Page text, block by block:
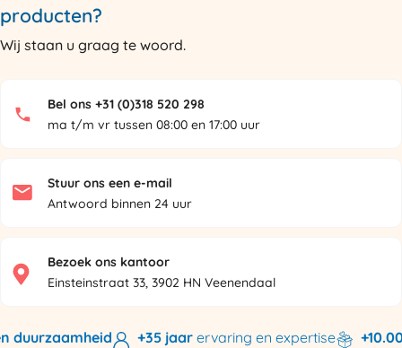
producten?
Wij staan u graag te woord.
Bel ons +31 (0)318 520 298
ma t/m vr tussen 08:00 en 17:00 uur
Stuur ons een e-mail
Antwoord binnen 24 uur
Bezoek ons kantoor
Einsteinstraat 33, 3902 HN Veenendaal
+35 jaarervaring en expertise